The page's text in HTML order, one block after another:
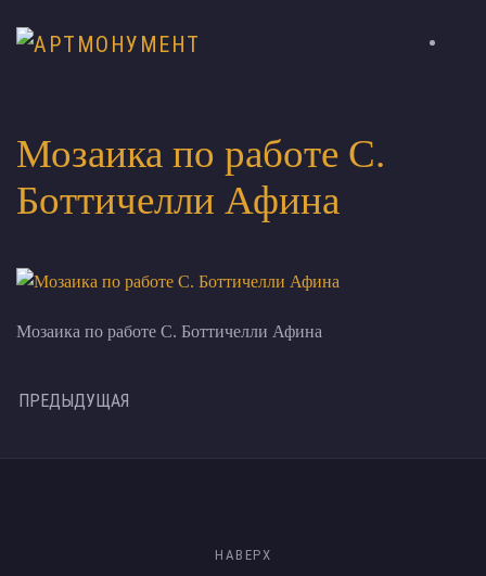
Мозаика по работе С.
Боттичелли Афина
Мозаика по работе С. Боттичелли Афина
ПРЕДЫДУЩАЯ
НАВЕРХ